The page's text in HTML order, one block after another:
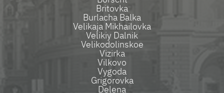
Britovka
Burlacha Balka
Velikaja Mikhailovka
Velikiy Dalnik
Velikodolinskoe
Vizirka
Vilkovo
Vygoda
Grigorovka
Delena